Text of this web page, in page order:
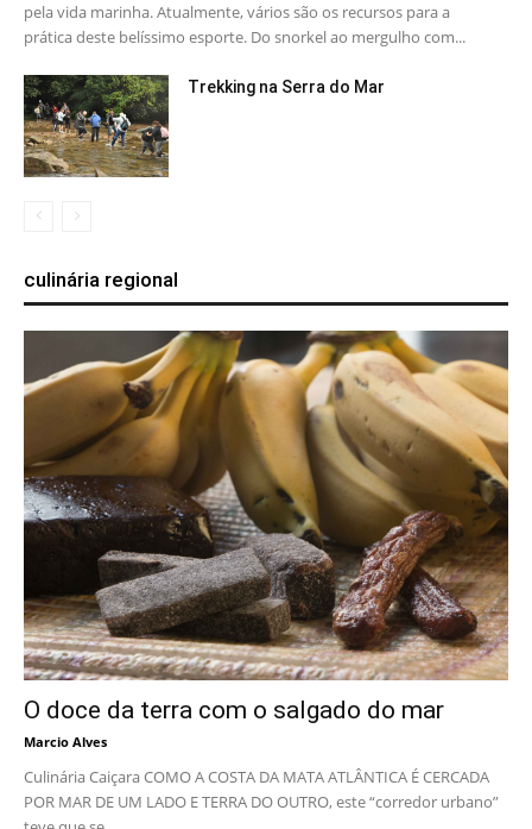
pela vida marinha. Atualmente, vários são os recursos para a
prática deste belíssimo esporte. Do snorkel ao mergulho com...
Trekking na Serra do Mar
culinária regional
O doce da terra com o salgado do mar
Marcio Alves
Culinária Caiçara COMO A COSTA DA MATA ATLÂNTICA É CERCADA
POR MAR DE UM LADO E TERRA DO OUTRO, este “corredor urbano”